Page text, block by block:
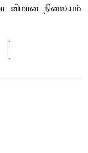
விமான நிலையம்